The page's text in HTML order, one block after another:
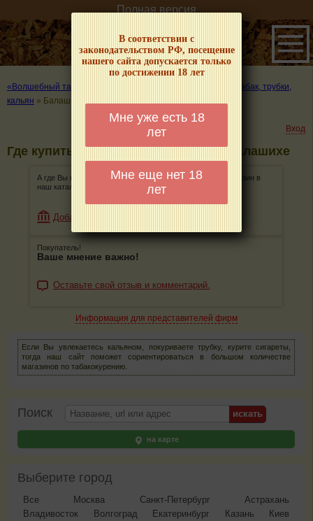
В соответствии с
законодательством РФ, посещение
нашего сайта допускается только
по достижении 18 лет
Мне уже есть 18
лет
Мне еще нет 18
лет
Полная версия
«Волшебный табачок» – о табаке и курении
Где купить табак, трубки,
кальян » Балашиха
Вход
Где купить табак, трубки, кальян в Балашихе
А где Вы покупаете табак, трубки, кальян? Добавьте магазин в
наш каталог!
Добавить магазин
Покупатель!
Ваше мнение важно!
Оставьте свой отзыв и комментарий.
Информация для представителей фирм
Если Вы увлекаетесь кальяном, покуриваете трубку, курите сигареты,
тогда наш сайт поможет сориентироваться в большом количестве
магазинов по табакокурению.
Поиск
на карте
Выберите город
Все Москва Санкт-Петербург
Астрахань
Владивосток
Волгоград Екатеринбург Казань
Киев